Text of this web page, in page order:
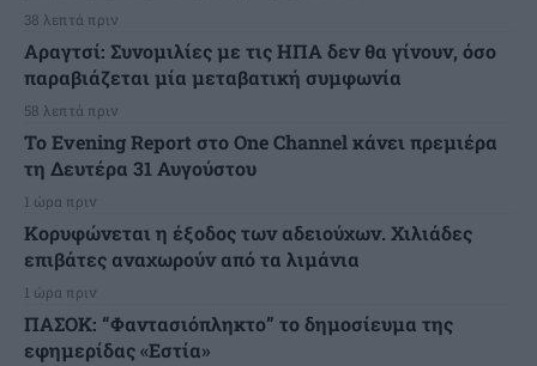
38 λεπτά πριν
Αραγτσί: Συνομιλίες με τις ΗΠΑ δεν θα γίνουν, όσο
παραβιάζεται μία μεταβατική συμφωνία
58 λεπτά πριν
Το Evening Report στο One Channel κάνει πρεμιέρα
τη Δευτέρα 31 Αυγούστου
1 ώρα πριν
Κορυφώνεται η έξοδος των αδειούχων. Χιλιάδες
επιβάτες αναχωρούν από τα λιμάνια
1 ώρα πριν
ΠΑΣΟΚ: “Φαντασιόπληκτο” το δημοσίευμα της
εφημερίδας «Εστία»